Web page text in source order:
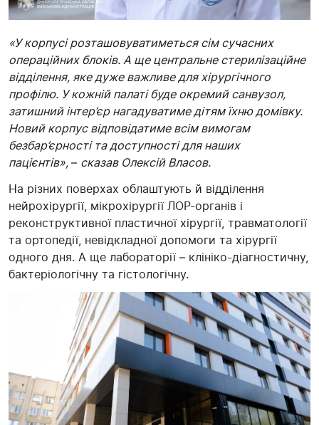
«У корпусі розташовуватиметься сім сучасних
операційних блоків. А ще центральне стерилізаційне
відділення, яке дуже важливе для хірургічного
профілю. У кожній палаті буде окремий санвузол,
затишний інтер’єр нагадуватиме дітям їхню домівку.
Новий корпус відповідатиме всім вимогам
безбар’єрності та доступності для наших
пацієнтів», – сказав Олексій Власов.
На різних поверхах облаштують й відділення
нейрохірургії, мікрохірургії ЛОР-органів і
реконструктивної пластичної хірургії, травматології
та ортопедії, невідкладної допомоги та хірургії
одного дня. А ще лабораторії – клініко-діагностичну,
бактеріологічну та гістологічну.